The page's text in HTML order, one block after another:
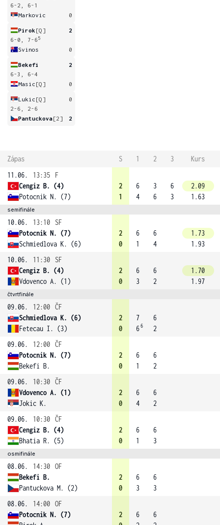
6-2, 6-1
Markovic
0
Pirok [Q]
2
6-0, 7-6 5
Svinos 0
Bekefi
2
6-3, 6-4
Masic [Q] 0
Lukic [Q]
0
2-6, 2-6
Pantuckova[2] 2
Zápas S 1 2 3
Kurs
11.06.
13:35
F
Cengiz B. (4)
Potocnik N. (7)
2
1
6
4
3
6
6
3
2.09
1.63
semifinále
10.06. 13:10
SF
Potocnik N. (7)
Schmiedlova K. (6)
2
0
6
1
6
4
1.73
1.93
10.06.
11:30
SF
Cengiz B. (4)
Vdovenco A. (1)
2
0
6
3
6
2
1.70
1.97
čtvrtfinále
09.06. 12:00 ČF
Schmiedlova K. (6)
Fetecau I. (3)
2
0
7
66
6
2
09.06.
12:00 ČF
Potocnik N. (7)
Bekefi B.
2
0
6
1
6
2
09.06.
10:30 ČF
Vdovenco A. (1)
Jokic K.
2
0
6
4
6
2
09.06.
10:30 ČF
Cengiz B. (4)
Bhatia R. (5)
2
0
6
1
6
3
osmifinále
08.06. 14:30 OF
Bekefi B.
Pantuckova M. (2)
2
0
6
3
6
3
08.06.
14:00 OF
Potocnik N. (7)
2
6
6